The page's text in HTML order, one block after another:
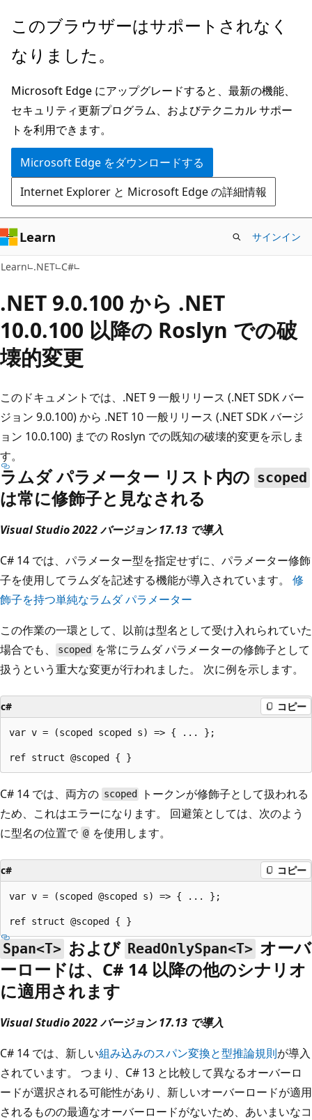
メ
ン
ン
テ
ン
ツ
に
ス
キ
ッ
プ
このブラウザーはサポートされなく
なりました。
Microsoft Edge にアップグレードすると、最新の機能、
セキュリティ更新プログラム、およびテクニカル サポー
トを利用できます。
Microsoft Edge をダウンロードする
Internet Explorer と Microsoft Edge の詳細情報
Learn サインイン
Learn .NET C#
.NET 9.0.100 から .NET
10.0.100 以降の Roslyn での破
壊的変更
このドキュメントでは、.NET 9 一般リリース (.NET SDK バー
ジョン 9.0.100) から .NET 10 一般リリース (.NET SDK バージ
ョン 10.0.100) までの Roslyn での既知の破壊的変更を示しま
す。
ラムダ パラメーター リスト内の scoped
は常に修飾子と見なされる
Visual Studio 2022 バージョン 17.13 で導入
C# 14 では、パラメーター型を指定せずに、パラメーター修飾
子を使用してラムダを記述する機能が導入されています。 修
飾子を持つ単純なラムダ パラメーター
この作業の一環として、以前は型名として受け入れられていた
場合でも、
scoped
を常にラムダ パラメーターの修飾子として
扱うという重大な変更が行われました。 次に例を示します。
c# コピー
var v = (scoped scoped s) => { ... };
C# 14 では、両方の scoped
トークンが修飾子として扱われる
ため、これはエラーになります。 回避策としては、次のよう
に型名の位置で @ を使用します。
c# コピー
var v = (scoped @scoped s) => { ... };
Span<T> および ReadOnlySpan<T> オーバ
ーロードは、C# 14 以降の他のシナリオ
に適用されます
Visual Studio 2022 バージョン 17.13 で導入
C# 14 では、新しい組み込みのスパン変換と型推論規則が導入
されています。 つまり、C# 13 と比較して異なるオーバーロ
ードが選択される可能性があり、新しいオーバーロードが適用
されるものの最適なオーバーロードがないため、あいまいなコ